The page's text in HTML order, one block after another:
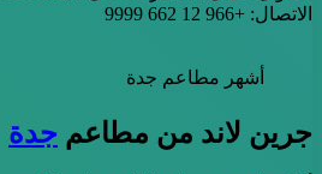
الاتصال: +966 12 662 9999
أشهر مطاعم جدة
جرين لاند من مطاعم جدة